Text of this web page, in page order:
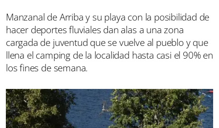
Manzanal de Arriba y su playa con la posibilidad de
hacer deportes fluviales dan alas a una zona
cargada de juventud que se vuelve al pueblo y que
llena el camping de la localidad hasta casi el 90% en
los fines de semana.